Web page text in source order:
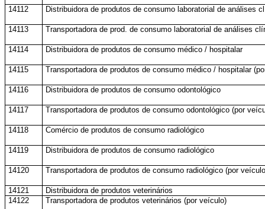
14112 Distribuidora de produtos de consumo laboratorial de análises
14113 Transportadora de prod. de consumo laboratorial de análises
14114 Distribuidora de produtos de consumo médico / hospitalar
14115 Transportadora de produtos de consumo médico / hospitalar
14116 Distribuidora de produtos de consumo odontológico
14117 Transportadora de produtos de consumo odontológico (por
14118 Comércio de produtos de consumo radiológico
14119 Distribuidora de produtos de consumo radiológico
14120 Transportadora de produtos de consumo radiológico (por
14121
Distribuidora de produtos veterinários
14122
Transportadora de produtos veterinários (por veículo)